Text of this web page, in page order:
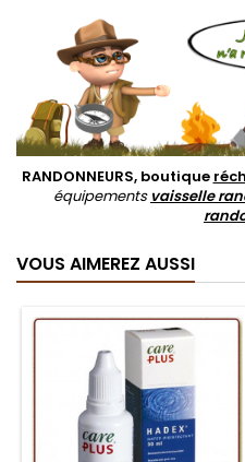
RANDONNEURS, boutique
équipements vaisselle
VOUS AIMEREZ AUSSI